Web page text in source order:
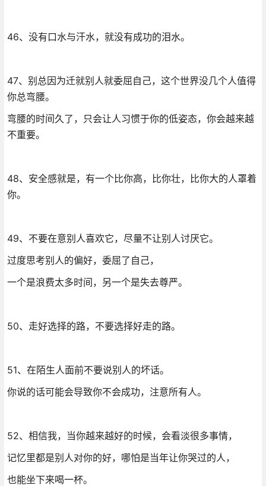
46、没有口水与汗水，就没有成功的泪水。
47、别总因为迁就别人就委屈自己，这个世界没几个人值得
你总弯腰。
弯腰的时间久了，只会让人习惯于你的低姿态，你会越来越
不重要。
48、安全感就是，有一个比你高，比你壮，比你大的人罩着
你。
49、不要在意别人喜欢它，尽量不让别人讨厌它。
过度思考别人的偏好，委屈了自己，
一个是浪费太多时间，另一个是失去尊严。
50、走好选择的路，不要选择好走的路。
51、在陌生人面前不要说别人的坏话。
你说的话可能会导致你不会成功，注意所有人。
52、相信我，当你越来越好的时候，会看淡很多事情，
记忆里都是别人对你的好，哪怕是当年让你哭过的人，
也能坐下来喝一杯。